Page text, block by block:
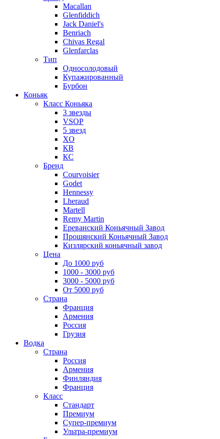
Macallan
Glenfiddich
Jack Daniel's
Benriach
Chivas Regal
Glenfarclas
Тип
Односолодовый
Купажированный
Бурбон
Коньяк
Класс Коньяка
3 звезды
VSOP
5 звезд
XO
КВ
КС
Бренд
Courvoisier
Godet
Hennessy
Lheraud
Martell
Remy Martin
Ереванский Коньячный Завод
Прошянский Коньячный Завод
Кизлярский коньячный завод
Цена
До 1000 руб
1000 - 3000 руб
3000 - 5000 руб
От 5000 руб
Страна
Франция
Армения
Россия
Грузия
Водка
Страна
Россия
Армения
Финляндия
Франция
Класс
Стандарт
Премиум
Супер-премиум
Ультра-премиум